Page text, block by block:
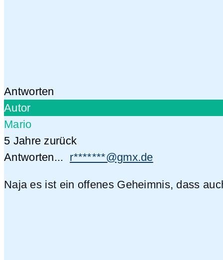
Antworten
Autor
Mario
5 Jahre zurück
Antworten... r*******@gmx.de
Naja es ist ein offenes Geheimnis, dass